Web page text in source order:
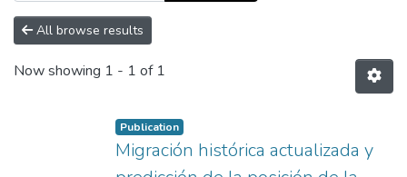
All browse results
Now showing 1 - 1 of 1
Publication
Migración histórica actualizada y